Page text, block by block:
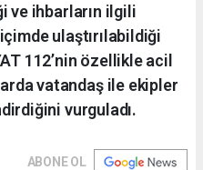
ve ihbarların ilgili
ulaştırılabildiği
112’nin özellikle acil
vatandaş ile ekipler
vurguladı.
ABONE OL